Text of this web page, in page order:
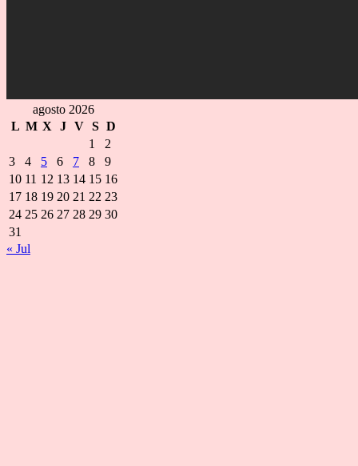
agosto 2026
L M X J V S D
1
2
3
4 5 6 7 8
9
10 11 12 13 14 15 16
17 18 19 20 21 22 23
24 25 26 27 28 29 30
31
« Jul